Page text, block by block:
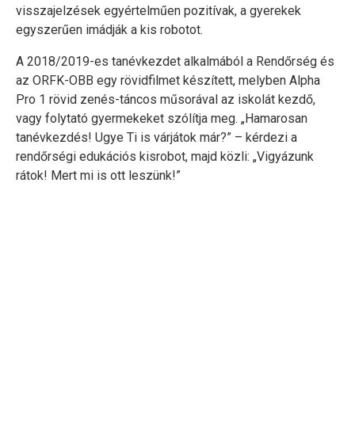
visszajelzések egyértelműen pozitívak, a gyerekek
egyszerűen imádják a kis robotot.
A 2018/2019-es tanévkezdet alkalmából a Rendőrség és
az ORFK-OBB egy rövidfilmet készített, melyben Alpha
Pro 1 rövid zenés-táncos műsorával az iskolát kezdő,
vagy folytató gyermekeket szólítja meg. „Hamarosan
tanévkezdés! Ugye Ti is várjátok már?” – kérdezi a
rendőrségi edukációs kisrobot, majd közli: „Vigyázunk
rátok! Mert mi is ott leszünk!”